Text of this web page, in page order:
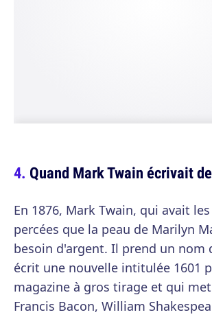
Quand Mark Twain écrivait
En 1876, Mark Twain, qui avait
percées que la peau de Marilyn
besoin d'argent. Il prend un nom
écrit une nouvelle intitulée 1601
magazine à gros tirage et qui
Francis Bacon, William